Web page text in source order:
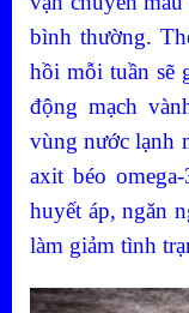
bình thường.
hồi mỗi tuần sẽ
động mạch
vùng nước lạnh
axit béo
huyết áp, ngăn
làm giảm tình